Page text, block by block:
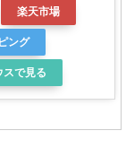
楽天市場
ング
スで見る